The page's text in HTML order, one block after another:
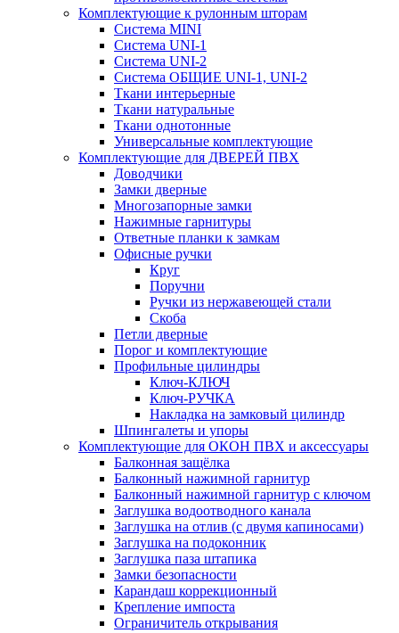
Комплектующие к рулонным шторам
Система MINI
Система UNI-1
Система UNI-2
Система ОБЩИЕ UNI-1, UNI-2
Ткани интерьерные
Ткани натуральные
Ткани однотонные
Универсальные комплектующие
Комплектующие для ДВЕРЕЙ ПВХ
Доводчики
Замки дверные
Многозапорные замки
Нажимные гарнитуры
Ответные планки к замкам
Офисные ручки
Круг
Поручни
Ручки из нержавеющей стали
Скоба
Петли дверные
Порог и комплектующие
Профильные цилиндры
Ключ-КЛЮЧ
Ключ-РУЧКА
Накладка на замковый цилиндр
Шпингалеты и упоры
Комплектующие для ОКОН ПВХ и аксессуары
Балконная защёлка
Балконный нажимной гарнитур
Балконный нажимной гарнитур с ключом
Заглушка водоотводного канала
Заглушка на отлив (с двумя капиносами)
Заглушка на подоконник
Заглушка паза штапика
Замки безопасности
Карандаш коррекционный
Крепление импоста
Ограничитель открывания